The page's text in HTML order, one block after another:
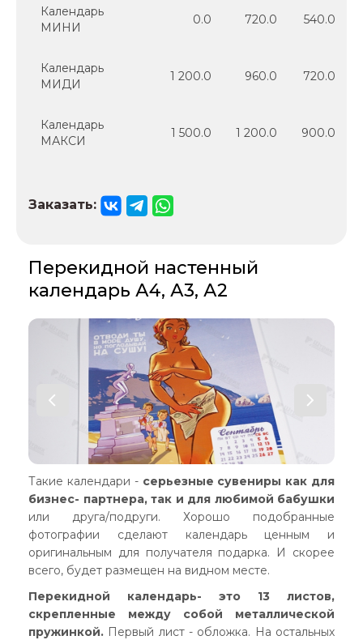
Календарь
МИНИ
0.0 720.0 540.0
Календарь
МИДИ
1 200.0 960.0 720.0
Календарь
МАКСИ
1 500.0 1 200.0 900.0
Заказать:
Перекидной настенный
календарь А4, А3, А2
Такие календари - серьезные сувениры как для
бизнес- партнера, так и для любимой бабушки
или друга/подруги. Хорошо подобранные
фотографии сделают календарь ценным и
оригинальным для получателя подарка. И скорее
всего, будет размещен на видном месте.
Перекидной календарь- это 13 листов,
скрепленные между собой металлической
пружинкой. Первый лист - обложка. На остальных